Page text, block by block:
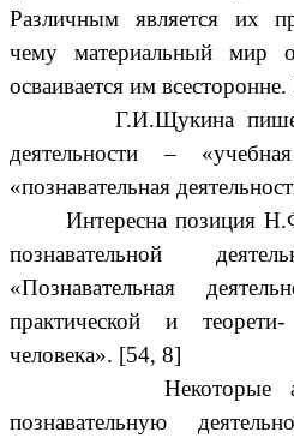
Различным является их
чему материальный мир
осваивается им
Г.И.Щукина пишет,
деятельности –
«познавательная
Интересна позиция
познавательной
«Познавательная
практической и
человека». [54, 8]
Некоторые
познавательную